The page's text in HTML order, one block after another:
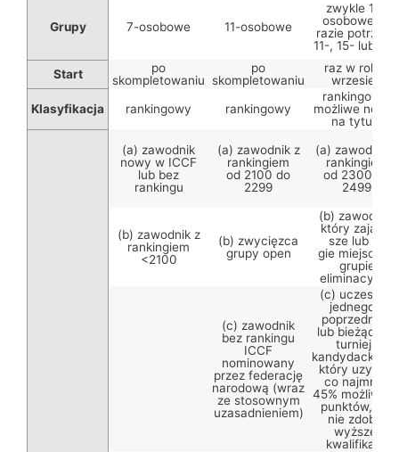
Grupy 7-osobowe 11-osobowe
zwykle 13-
osobowe (w
razie potrzeby
11-, 15- lub 17-
Start
po
skompletowaniu
po
skompletowaniu
raz w roku-
wrzesień
Klasyfikacja
rankingowy rankingowy
rankingowy,
możliwe normy
na tytuły
(a) zawodnik
nowy w ICCF
lub bez
rankingu
(a) zawodnik z
rankingiem
od 2100 do
2299
(a) zawodnik z
rankingiem
od 2300 do
2499
(b) zawodnik z
rankingiem
<2100
(b) zwycięzca
grupy open
(b) zawodnik,
który zajął 1-
sze lub 2-
gie miejsce w
grupie
eliminacyjnej
(c) zawodnik
bez rankingu
ICCF
nominowany
przez federację
narodową (wraz
ze stosownym
uzasadnieniem)
(c) uczestnik
jednego z
poprzednich
lub bieżącego
turnieju
który uzyskał
co najmniej
45%
punktów, ale
nie zdobył
wyższej
kwalifikacji